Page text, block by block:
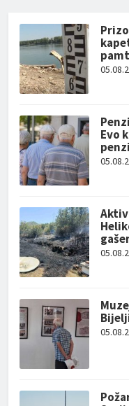
Evo